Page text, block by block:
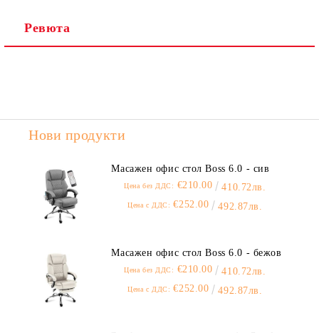
Ревюта
Нови продукти
Масажен офис стол Boss 6.0 - сив
Цена без ДДС: €210.00 410.72лв.
Цена с ДДС: €252.00 492.87лв.
Масажен офис стол Boss 6.0 - бежов
Цена без ДДС: €210.00 410.72лв.
Цена с ДДС: €252.00 492.87лв.